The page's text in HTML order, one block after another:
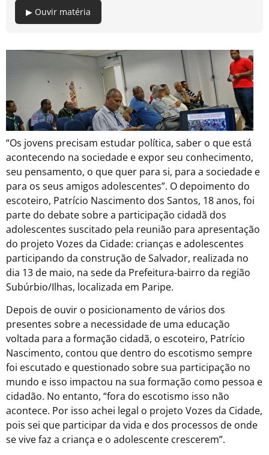
▶ Ouvir matéria
“Os jovens precisam estudar política, saber o que está
acontecendo na sociedade e expor seu conhecimento,
seu pensamento, o que quer para si, para a sociedade e
para os seus amigos adolescentes”. O depoimento do
escoteiro, Patrício Nascimento dos Santos, 18 anos, foi
parte do debate sobre a participação cidadã dos
adolescentes suscitado pela reunião para apresentação
do projeto Vozes da Cidade: crianças e adolescentes
participando da construção de Salvador, realizada no
dia 13 de maio, na sede da Prefeitura-bairro da região
Subúrbio/Ilhas, localizada em Paripe.
Depois de ouvir o posicionamento de vários dos
presentes sobre a necessidade de uma educação
voltada para a formação cidadã, o escoteiro, Patrício
Nascimento, contou que dentro do escotismo sempre
foi escutado e questionado sobre sua participação no
mundo e isso impactou na sua formação como pessoa e
cidadão. No entanto, “fora do escotismo isso não
acontece. Por isso achei legal o projeto Vozes da Cidade,
pois sei que participar da vida e dos processos de onde
se vive faz a criança e o adolescente crescerem”.